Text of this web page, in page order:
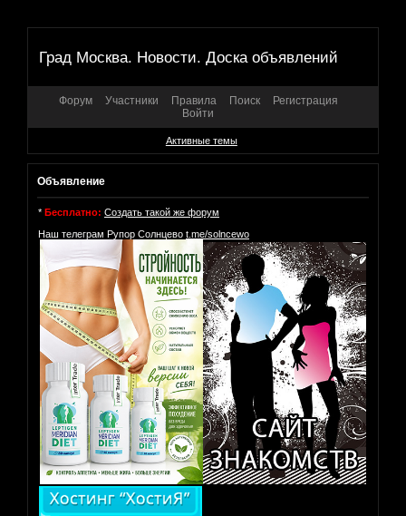
Град Москва. Новости. Доска объявлений
Форум Участники Правила Поиск
Регистрация
Войти
Активные темы
Объявление
* Бесплатно: Создать такой же форум
Наш телеграм Рупор Солнцево t.me/solncewo